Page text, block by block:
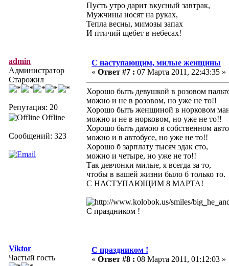
Пусть утро дарит вкусный завтрак,
Мужчины носят на руках,
Тепла весны, мимозы запах
И птичий щебет в небесах!
admin
Администратор
Старожил
Репутация: 20
Offline
Сообщений: 323
С наступающим, милые женщины
« Ответ #7 : 07 Марта 2011, 22:43:35 »
Хорошо быть девушкой в розовом
можно и не в розовом, но уже не то!!
Хорошо быть женщиной в норковом
можно и не в норковом, но уже не то!!
Хорошо быть дамою в собственном
можно и в автобусе, но уже не то!!
Хорошо б зарплату тысяч эдак сто,
можно и четыре, но уже не то!!
Так девчонки милые, я всегда за то,
чтобы в вашей жизни было б только то.
С НАСТУПАЮЩИМ 8 МАРТА!
С праздником !
Viktor
Частый гость
С праздником !
« Ответ #8 : 08 Марта 2011, 01:12:03 »